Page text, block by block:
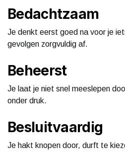
Bedachtzaam
Je denkt eerst goed na voor je
gevolgen zorgvuldig af.
Beheerst
Je laat je niet snel meeslepen
onder druk.
Besluitvaardig
Je hakt knopen door, durft te